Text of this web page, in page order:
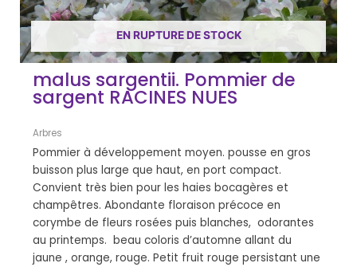
EN RUPTURE DE STOCK
malus sargentii. Pommier de
sargent RACINES NUES
Arbres
Pommier à développement moyen. pousse en gros
buisson plus large que haut, en port compact.
Convient très bien pour les haies bocagères et
champêtres. Abondante floraison précoce en
corymbe de fleurs rosées puis blanches, odorantes
au printemps. beau coloris d’automne allant du
jaune , orange, rouge. Petit fruit rouge persistant une